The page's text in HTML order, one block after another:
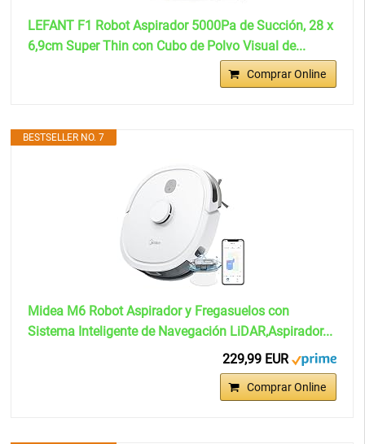
LEFANT F1 Robot Aspirador 5000Pa de Succión, 28 x
6,9cm Super Thin con Cubo de Polvo Visual de...
Comprar Online
BESTSELLER NO. 7
Midea M6 Robot Aspirador y Fregasuelos con
Sistema Inteligente de Navegación LiDAR,Aspirador...
229,99 EUR
Comprar Online